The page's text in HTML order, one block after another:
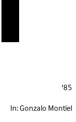
85'
In:Gonzalo Montiel